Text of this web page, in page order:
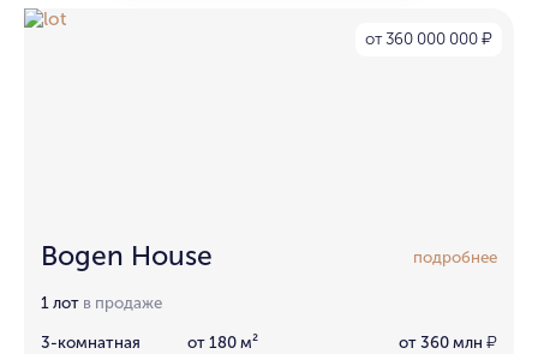
от 360 000 000 ₽
Bogen House подробнее
1 лот в продаже
3-комнатная от 180 м² от 360 млн ₽